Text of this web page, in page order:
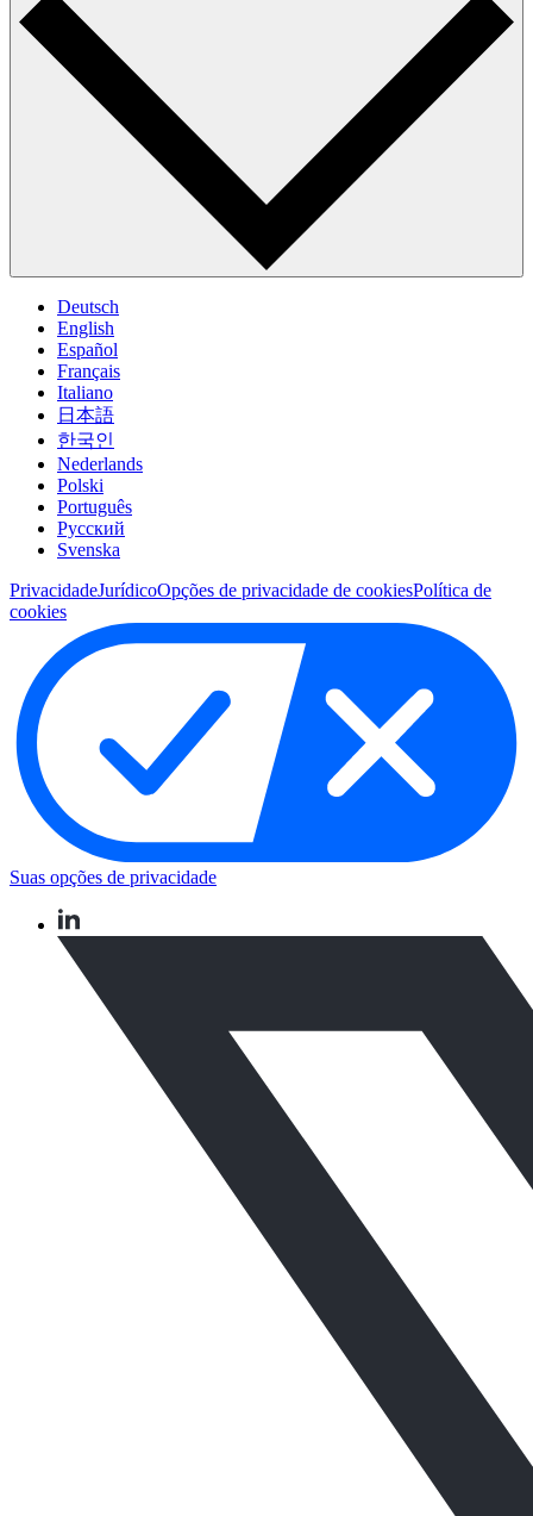
Deutsch
English
Español
Français
Italiano
日本語
한국인
Nederlands
Polski
Português
Pусский
Svenska
PrivacidadeJurídicoOpções de privacidade de cookiesPolítica de
cookies
Suas opções de privacidade